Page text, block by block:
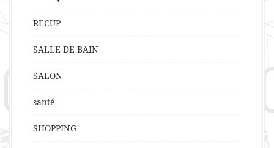
RECUP
SALLE DE BAIN
SALON
santé
SHOPPING